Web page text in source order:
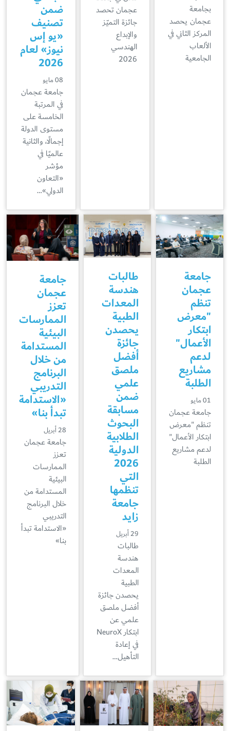
بجامعة
عجمان يحصد
المركز الثاني في
الألعاب
الجامعية
عجمان تحصد
جائزة التميّز
والإبداع
الهندسي
2026
ضمن
تصنيف
«يو إس
نيوز» لعام
2026
08 مايو
جامعة عجمان
في المرتبة
الخامسة على
مستوى الدولة
إجمالًا، والثانية
عالميًا في
مؤشر
«التعاون
الدولي»…
جامعة
عجمان
تنظم
"معرض
ابتكار
الأعمال"
لدعم
مشاريع
الطلبة
01 مايو
جامعة عجمان
تنظم "معرض
ابتكار الأعمال"
لدعم مشاريع
الطلبة
طالبات
هندسة
المعدات
الطبية
يحصدن
جائزة
أفضل
ملصق
علمي
ضمن
مسابقة
البحوث
الطلابية
الدولية
2026
التي
تنظمها
جامعة
زايد
29 أبريل
طالبات
هندسة
المعدات
الطبية
يحصدن جائزة
أفضل ملصق
علمي عن
ابتكار NeuroX
في إعادة
التأهيل…
جامعة
عجمان
تعزز
الممارسات
البيئية
المستدامة
من خلال
البرنامج
التدريبي
«الاستدامة
تبدأ بنا»
28 أبريل
جامعة عجمان
تعزز
الممارسات
البيئية
المستدامة من
خلال البرنامج
التدريبي
«الاستدامة تبدأ
بنا»